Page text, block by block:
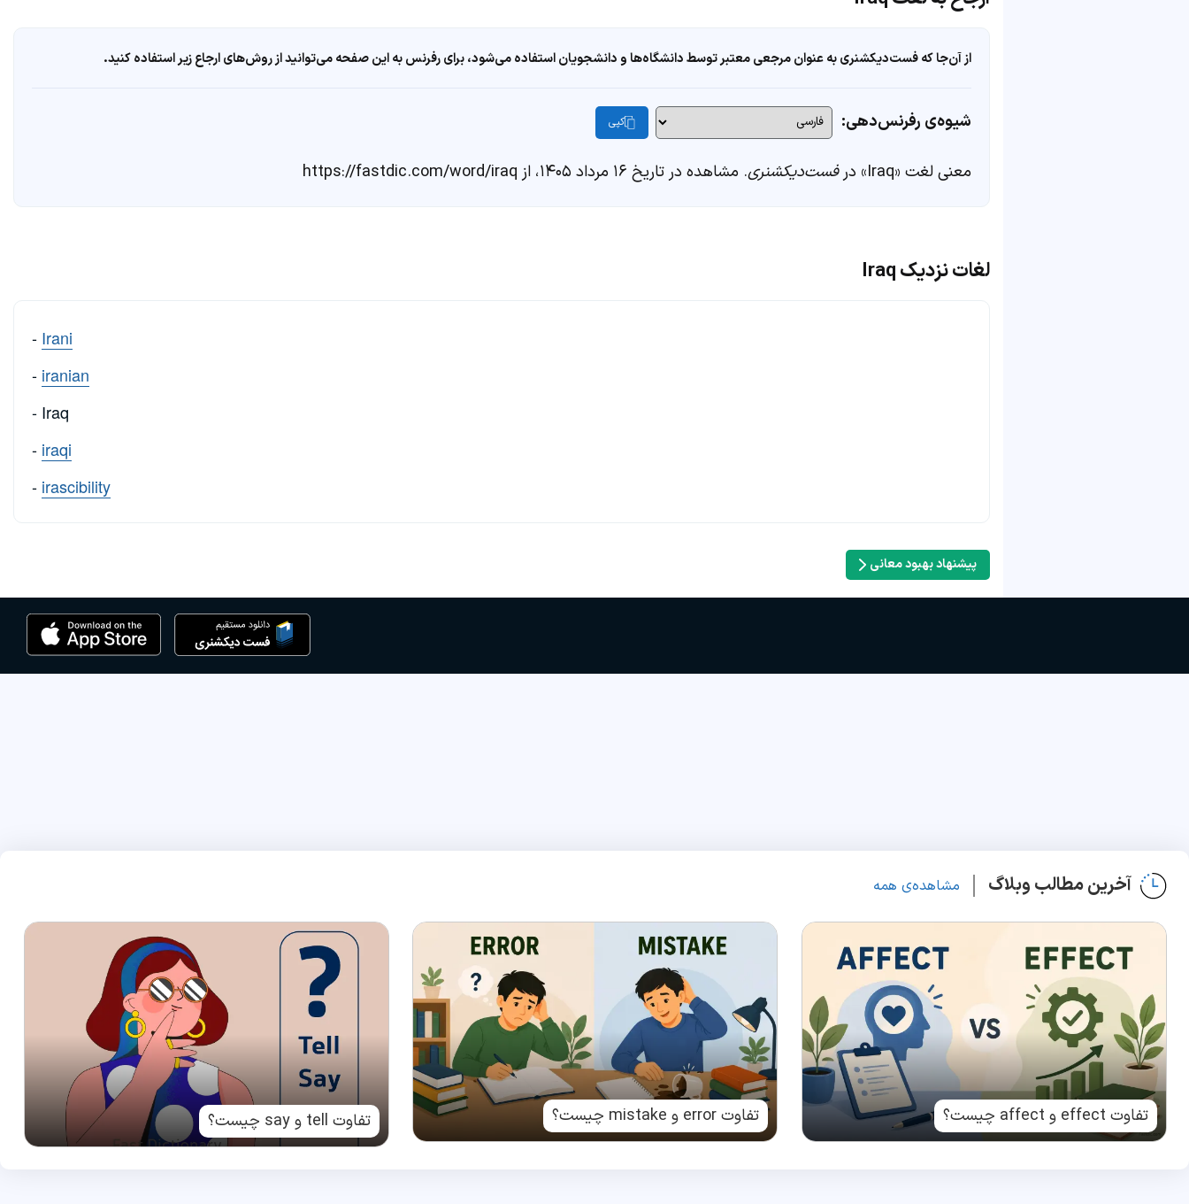
از آن‌جا که فست‌دیکشنری به عنوان مرجعی معتبر توسط دانشگاه‌ها و دانشجویان استفاده می‌شود، برای رفرنس به این صفحه می‌توانید از روش‌های ارجاع زیر استفاده کنید.
شیوه‌ی رفرنس‌دهی: کپی
معنی لغت «Iraq» در فست‌دیکشنری. مشاهده در تاریخ ۱۶ مرداد ۱۴۰۵، از https://fastdic.com/word/iraq
لغات نزدیک Iraq
- Irani
- iranian
- Iraq
- iraqi
- irascibility
پیشنهاد بهبود معانی
آخرین مطالب وبلاگ مشاهده‌ی همه
تفاوت effect و affect چیست؟ تفاوت error و mistake چیست؟ تفاوت tell و say چیست؟